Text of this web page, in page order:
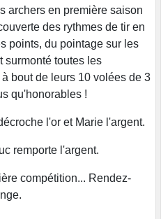
archers en première saison
des rythmes de tir en
points, du pointage sur les
surmonté toutes les
bout de leurs 10 volées de 3
qu'honorables !
l'or et Marie l'argent.
remporte l'argent.
compétition... Rendez-